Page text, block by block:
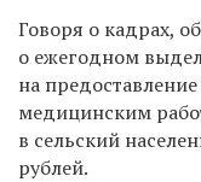
Говоря о кадрах,
о ежегодном
на
медицинским
в сельский
рублей.